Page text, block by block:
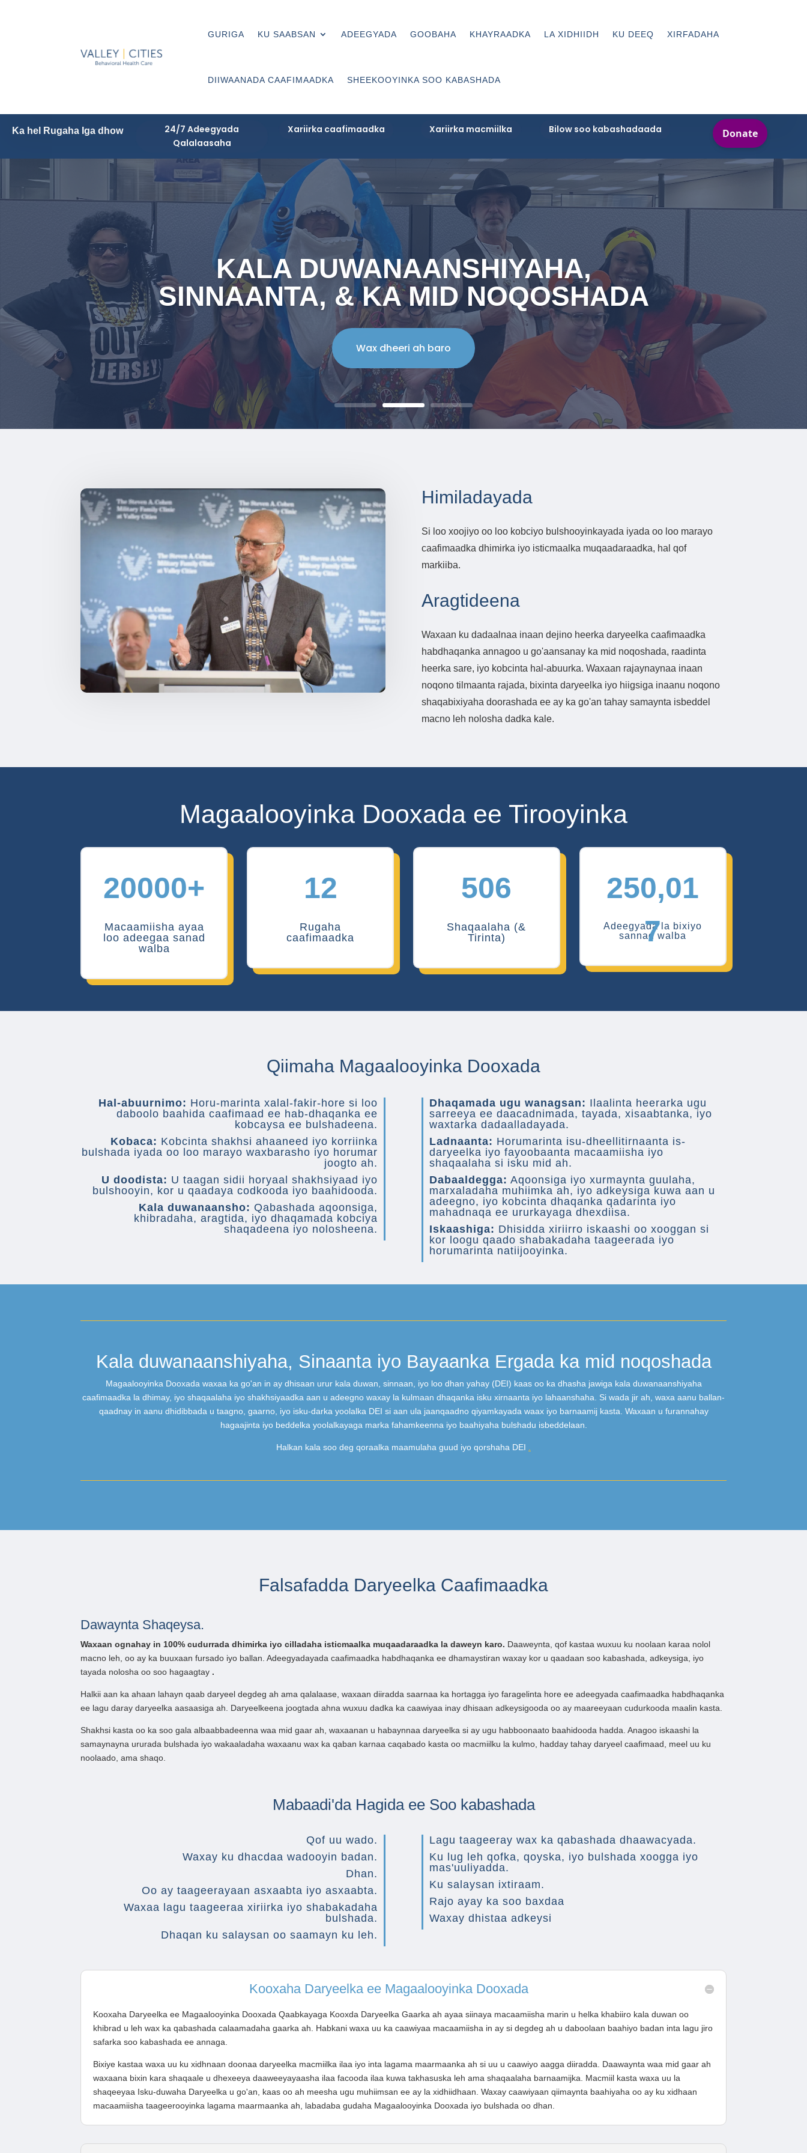
GURIGA KU SAABSAN ADEEGYADA GOOBAHA KHAYRAADKA LA XIDHIIDH KU DEEQ XIRFADAHA
DIIWAANADA CAAFIMAADKA SHEEKOOYINKA SOO KABASHADA
Ka hel Rugaha Iga dhow
24/7 Adeegyada
Qalalaasaha
Xariirka caafimaadka Xariirka macmiilka Bilow soo kabashadaada
KALA DUWANAANSHIYAHA,
SINNAANTA, & KA MID NOQOSHADA
Wax dheeri ah baro
Himiladayada
Si loo xoojiyo oo loo kobciyo bulshooyinkayada iyada oo loo marayo
caafimaadka dhimirka iyo isticmaalka muqaadaraadka, hal qof
markiiba.
Aragtideena
Waxaan ku dadaalnaa inaan dejino heerka daryeelka caafimaadka
habdhaqanka annagoo u go'aansanay ka mid noqoshada, raadinta
heerka sare, iyo kobcinta hal-abuurka. Waxaan rajaynaynaa inaan
noqono tilmaanta rajada, bixinta daryeelka iyo hiigsiga inaanu noqono
shaqabixiyaha doorashada ee ay ka go'an tahay samaynta isbeddel
macno leh nolosha dadka kale.
Magaalooyinka Dooxada ee Tirooyinka
20000+
Macaamiisha ayaa
loo adeegaa sanad
walba
12
Rugaha
caafimaadka
506
Shaqaalaha (&
Tirinta)
250,01
7
Adeegyada la bixiyo
sannad walba
Qiimaha Magaalooyinka Dooxada
Hal-abuurnimo: Horu-marinta xalal-fakir-hore si loo
daboolo baahida caafimaad ee hab-dhaqanka ee
kobcaysa ee bulshadeena.
Kobaca: Kobcinta shakhsi ahaaneed iyo korriinka
bulshada iyada oo loo marayo waxbarasho iyo horumar
joogto ah.
U doodista: U taagan sidii horyaal shakhsiyaad iyo
bulshooyin, kor u qaadaya codkooda iyo baahidooda.
Kala duwanaansho: Qabashada aqoonsiga,
khibradaha, aragtida, iyo dhaqamada kobciya
shaqadeena iyo nolosheena.
Dhaqamada ugu wanagsan: Ilaalinta heerarka ugu
sarreeya ee daacadnimada, tayada, xisaabtanka, iyo
waxtarka dadaalladayada.
Ladnaanta: Horumarinta isu-dheellitirnaanta is-
daryeelka iyo fayoobaanta macaamiisha iyo
shaqaalaha si isku mid ah.
Dabaaldegga: Aqoonsiga iyo xurmaynta guulaha,
marxaladaha muhiimka ah, iyo adkeysiga kuwa aan u
adeegno, iyo kobcinta dhaqanka qadarinta iyo
mahadnaqa ee ururkayaga dhexdiisa.
Iskaashiga: Dhisidda xiriirro iskaashi oo xooggan si
kor loogu qaado shabakadaha taageerada iyo
horumarinta natiijooyinka.
Kala duwanaanshiyaha, Sinaanta iyo Bayaanka Ergada ka mid noqoshada
Magaalooyinka Dooxada waxaa ka go'an in ay dhisaan urur kala duwan, sinnaan, iyo loo dhan yahay (DEI) kaas oo ka dhasha jawiga kala duwanaanshiyaha
caafimaadka la dhimay, iyo shaqaalaha iyo shakhsiyaadka aan u adeegno waxay la kulmaan dhaqanka isku xirnaanta iyo lahaanshaha. Si wada jir ah, waxa aanu ballan-
qaadnay in aanu dhidibbada u taagno, gaarno, iyo isku-darka yoolalka DEI si aan ula jaanqaadno qiyamkayada waax iyo barnaamij kasta. Waxaan u furannahay
hagaajinta iyo beddelka yoolalkayaga marka fahamkeenna iyo baahiyaha bulshadu isbeddelaan.
Halkan kala soo deg qoraalka maamulaha guud iyo qorshaha DEI
Falsafadda Daryeelka Caafimaadka
Dawaynta Shaqeysa.
Waxaan ognahay in 100% cudurrada dhimirka iyo cilladaha isticmaalka muqaadaraadka la daweyn karo. Daaweynta, qof kastaa wuxuu ku noolaan karaa nolol
macno leh, oo ay ka buuxaan fursado iyo ballan. Adeegyadayada caafimaadka habdhaqanka ee dhamaystiran waxay kor u qaadaan soo kabashada, adkeysiga, iyo
tayada nolosha oo soo hagaagtay .
Halkii aan ka ahaan lahayn qaab daryeel degdeg ah ama qalalaase, waxaan diiradda saarnaa ka hortagga iyo faragelinta hore ee adeegyada caafimaadka habdhaqanka
ee lagu daray daryeelka aasaasiga ah. Daryeelkeena joogtada ahna wuxuu dadka ka caawiyaa inay dhisaan adkeysigooda oo ay maareeyaan cudurkooda maalin kasta.
Shakhsi kasta oo ka soo gala albaabbadeenna waa mid gaar ah, waxaanan u habaynnaa daryeelka si ay ugu habboonaato baahidooda hadda. Anagoo iskaashi la
samaynayna ururada bulshada iyo wakaaladaha waxaanu wax ka qaban karnaa caqabado kasta oo macmiilku la kulmo, hadday tahay daryeel caafimaad, meel uu ku
noolaado, ama shaqo.
Mabaadi'da Hagida ee Soo kabashada
Qof uu wado.
Waxay ku dhacdaa wadooyin badan.
Dhan.
Oo ay taageerayaan asxaabta iyo asxaabta.
Waxaa lagu taageeraa xiriirka iyo shabakadaha
bulshada.
Dhaqan ku salaysan oo saamayn ku leh.
Lagu taageeray wax ka qabashada dhaawacyada.
Ku lug leh qofka, qoyska, iyo bulshada xoogga iyo
mas'uuliyadda.
Ku salaysan ixtiraam.
Rajo ayay ka soo baxdaa
Waxay dhistaa adkeysi
Kooxaha Daryeelka ee Magaalooyinka Dooxada
Kooxaha Daryeelka ee Magaalooyinka Dooxada Qaabkayaga Kooxda Daryeelka Gaarka ah ayaa siinaya macaamiisha marin u helka khabiiro kala duwan oo
khibrad u leh wax ka qabashada calaamadaha gaarka ah. Habkani waxa uu ka caawiyaa macaamiisha in ay si degdeg ah u daboolaan baahiyo badan inta lagu jiro
safarka soo kabashada ee annaga.
Bixiye kastaa waxa uu ku xidhnaan doonaa daryeelka macmiilka ilaa iyo inta lagama maarmaanka ah si uu u caawiyo aagga diiradda. Daawaynta waa mid gaar ah
waxaana bixin kara shaqaale u dhexeeya daaweeyayaasha ilaa facooda ilaa kuwa takhasuska leh ama shaqaalaha barnaamijka. Macmiil kasta waxa uu la
shaqeeyaa Isku-duwaha Daryeelka u go'an, kaas oo ah meesha ugu muhiimsan ee ay la xidhiidhaan. Waxay caawiyaan qiimaynta baahiyaha oo ay ku xidhaan
macaamiisha taageerooyinka lagama maarmaanka ah, labadaba gudaha Magaalooyinka Dooxada iyo bulshada oo dhan.